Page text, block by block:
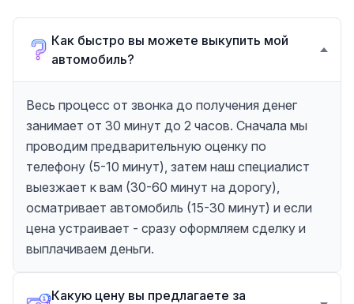
Как быстро вы можете выкупить мой
автомобиль?
Весь процесс от звонка до получения денег
занимает от 30 минут до 2 часов. Сначала мы
проводим предварительную оценку по
телефону (5-10 минут), затем наш специалист
выезжает к вам (30-60 минут на дорогу),
осматривает автомобиль (15-30 минут) и если
цена устраивает - сразу оформляем сделку и
выплачиваем деньги.
Какую цену вы предлагаете за